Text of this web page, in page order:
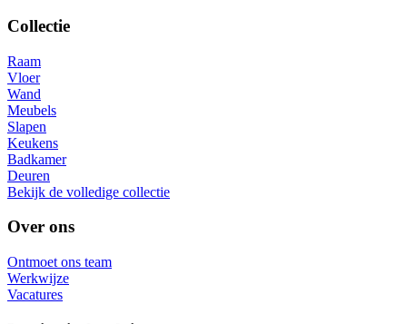
Collectie
Raam
Vloer
Wand
Meubels
Slapen
Keukens
Badkamer
Deuren
Bekijk de volledige collectie
Over ons
Ontmoet ons team
Werkwijze
Vacatures